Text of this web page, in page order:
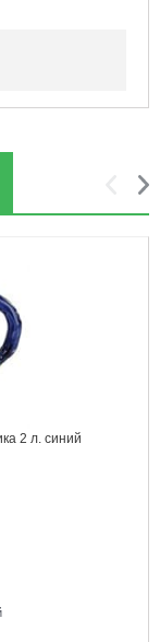
2 л. синий